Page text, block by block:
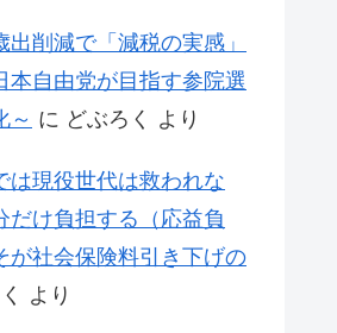
削減で「減税の実感」
本自由党が目指す参院選
～ に どぶろく より
は現役世代は救われな
だけ負担する（応益負
が社会保険料引き下げの
より